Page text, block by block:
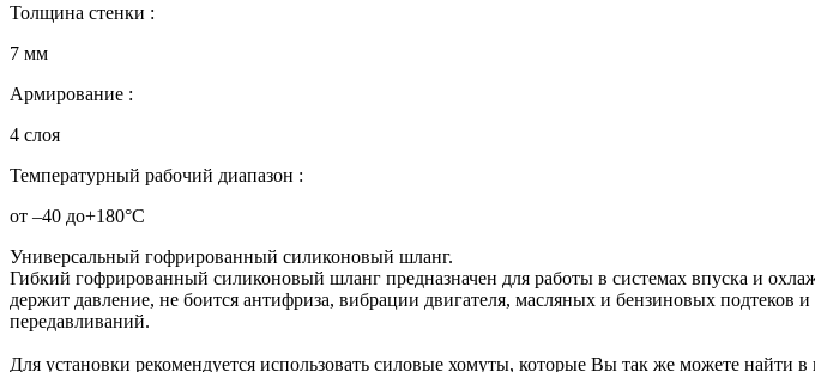
Толщина стенки :
7 мм
Армирование :
4 слоя
Температурный рабочий диапазон :
от –40 до+180°C
Универсальный гофрированный силиконовый шланг.
Гибкий гофрированный силиконовый шланг предназначен для работы в системах впуска и
держит давление, не боится антифриза, вибрации двигателя, масляных и бензиновых
передавливаний.
Для установки рекомендуется использовать силовые хомуты, которые Вы так же можете найти